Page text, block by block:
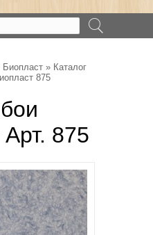
» Каталог
875
875